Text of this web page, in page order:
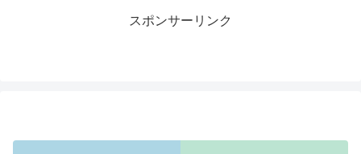
スポンサーリンク